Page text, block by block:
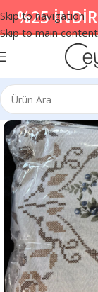
Skip to navigation
Skip to main content
%25